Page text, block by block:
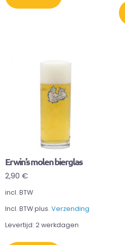
Erwin’s molen bierglas
2,90 €
incl. BTW
Incl. BTW plus. Verzending
Levertijd: 2 werkdagen